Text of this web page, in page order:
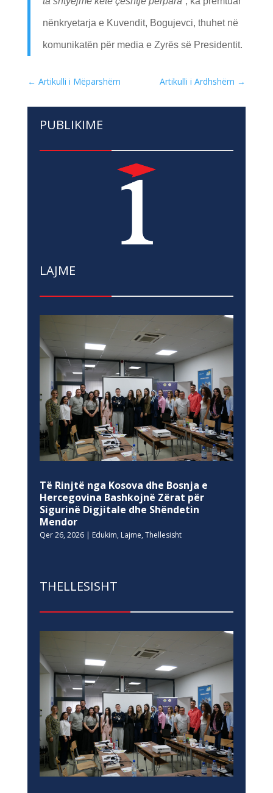
nënkryetarja e Kuvendit, Bogujevci, thuhet në
komunikatën për media e Zyrës së Presidentit.
← Artikulli i Mëparshëm Artikulli i Ardhshëm →
PUBLIKIME
LAJME
Të Rinjtë nga Kosova dhe Bosnja e
Hercegovina Bashkojnë Zërat për
Sigurinë Digjitale dhe Shëndetin
Mendor
Qer 26, 2026| Edukim, Lajme, Thellesisht
THELLESISHT